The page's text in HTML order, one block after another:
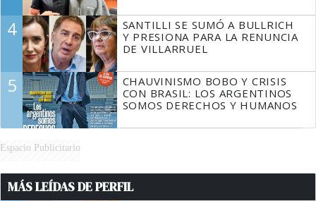
4
SANTILLI SE SUMÓ A BULLRICH
Y PRESIONA PARA LA RENUNCIA
DE VILLARRUEL
5
CHAUVINISMO BOBO Y CRISIS
CON BRASIL: LOS ARGENTINOS
SOMOS DERECHOS Y HUMANOS
Espacio Publicitario
MÁS LEÍDAS DE PERFIL